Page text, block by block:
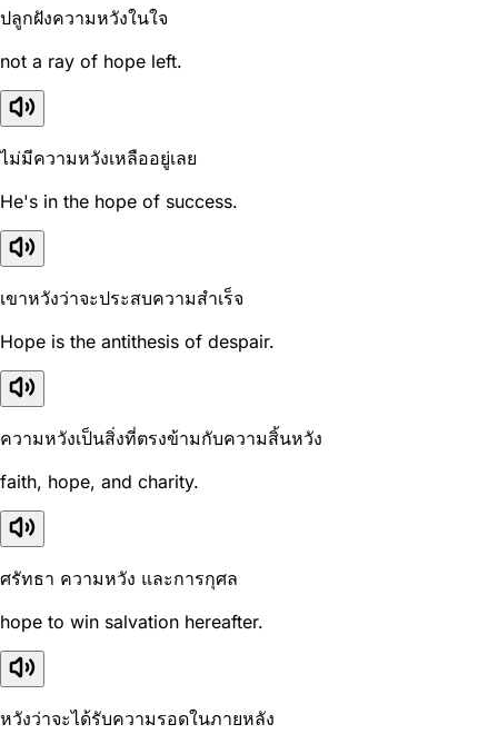
ปลูกฝังความหวังในใจ
not a ray of hope left.
ไม่มีความหวังเหลืออยู่เลย
He's in the hope of success.
เขาหวังว่าจะประสบความสำเร็จ
Hope is the antithesis of despair.
ความหวังเป็นสิ่งที่ตรงข้ามกับความสิ้นหวัง
faith, hope, and charity.
ศรัทธา ความหวัง และการกุศล
hope to win salvation hereafter.
หวังว่าจะได้รับความรอดในภายหลัง